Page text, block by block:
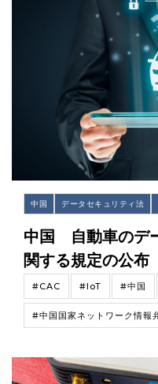
中国 データセキュリティ法
中国 自動車のデ
関する規定の公布
#CAC #IoT #中国
#中国国家ネットワーク情報